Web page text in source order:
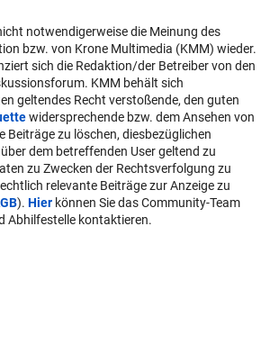
notwendigerweise die Meinung des
bzw. von Krone Multimedia (KMM) wieder.
sich die Redaktion/der Betreiber von den
KMM behält sich
geltendes Recht verstoßende, den guten
widersprechende bzw. dem Ansehen von
Beiträge zu löschen, diesbezüglichen
dem betreffenden User geltend zu
zu Zwecken der Rechtsverfolgung zu
relevante Beiträge zur Anzeige zu
). Hier können Sie das Community-Team
Abhilfestelle kontaktieren.